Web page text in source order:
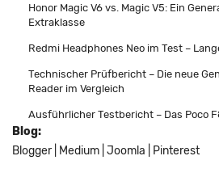
Honor Magic V6 vs. Magic V5: Ein
Extraklasse
Redmi Headphones Neo im Test –
Technischer Prüfbericht – Die neue
Reader im Vergleich
Ausführlicher Testbericht – Das Poco
Blog:
Blogger
Medium Joomla Pinterest